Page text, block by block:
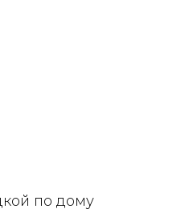
по дому